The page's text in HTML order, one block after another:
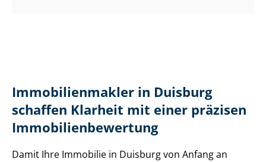
Im­mo­bi­li­en­mak­ler in Duisburg
schaffen Klarheit mit einer präzisen
Im­mo­bi­li­en­be­wer­tung
Damit Ihre Immobilie in Duisburg von Anfang an